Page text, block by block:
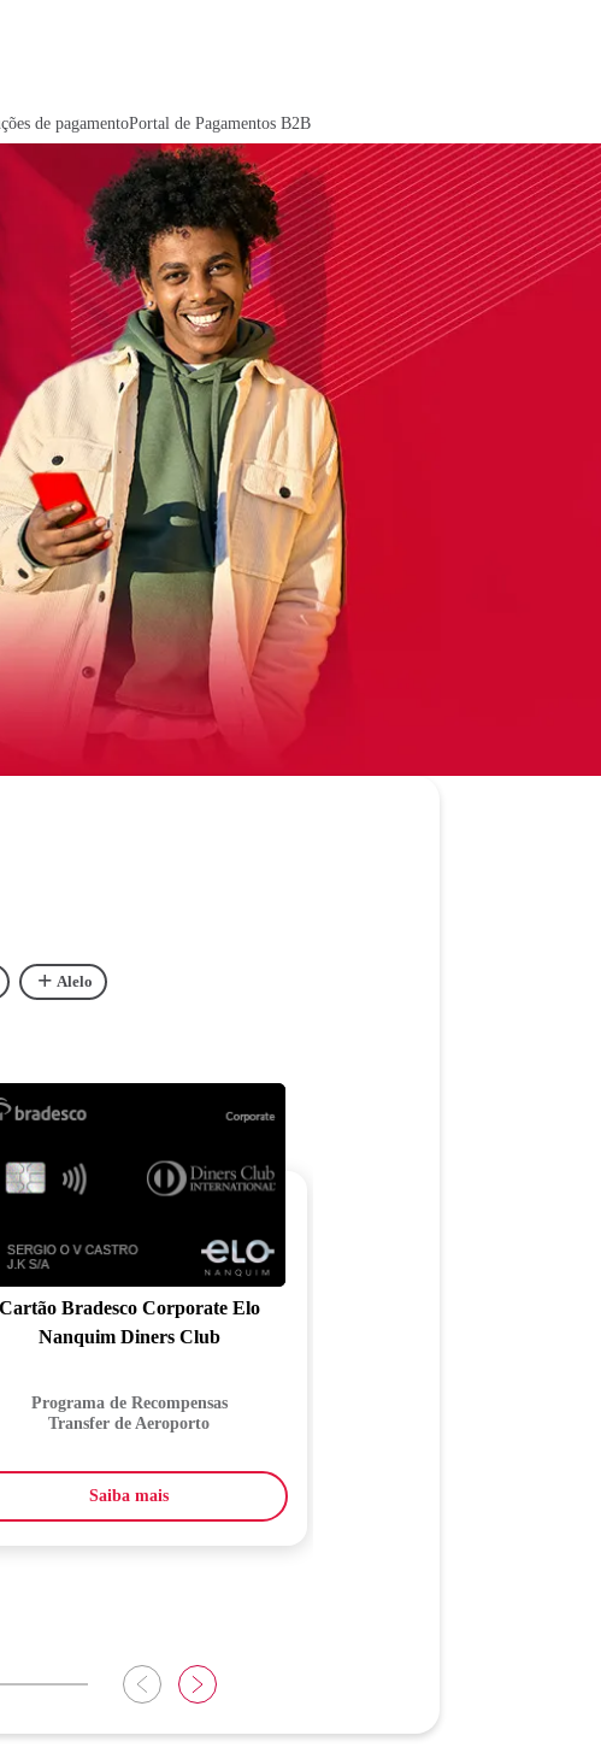
de pagamentoPortal de Pagamentos B2B
+ Alelo
Cartão Bradesco Corporate Elo
Nanquim Diners Club
Programa de Recompensas
Transfer de Aeroporto
Saiba mais